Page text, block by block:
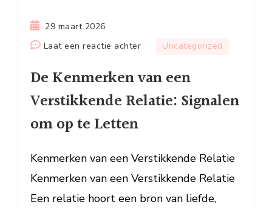
29 maart 2026
Laat een reactie achterop
Kenmerken
van
een
Signalen
te
Uncategorized
De Kenmerken van een
Verstikkende Relatie: Signalen
om op te Letten
Kenmerken van een Verstikkende Relatie
Kenmerken van een Verstikkende Relatie
Een relatie hoort een bron van liefde,